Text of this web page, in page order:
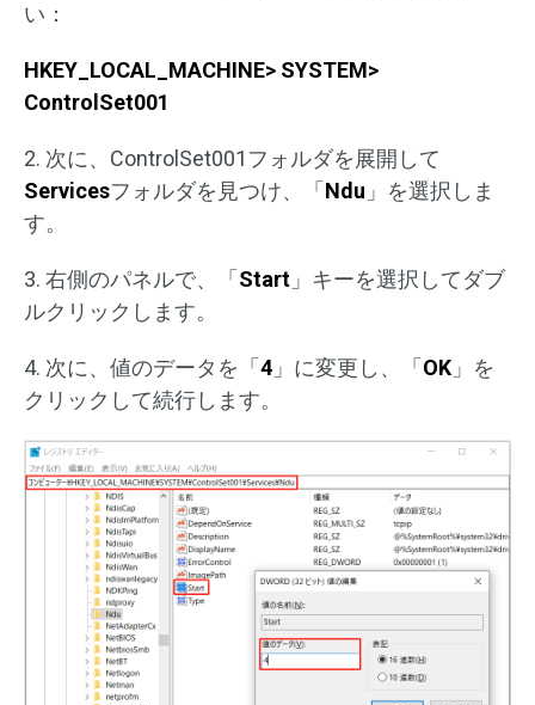
い：
HKEY_LOCAL_MACHINE> SYSTEM>
ControlSet001
2. 次に、ControlSet001フォルダを展開して
Servicesフォルダを見つけ、「 Ndu 」を選択しま
す。
3. 右側のパネルで、「 Start 」キーを選択してダブ
ルクリックします。
4. 次に、値のデータを「 4 」に変更し、「 OK 」を
クリックして続行します。